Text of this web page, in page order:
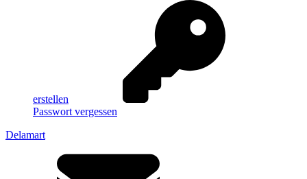
erstellen
Passwort vergessen
Delamart